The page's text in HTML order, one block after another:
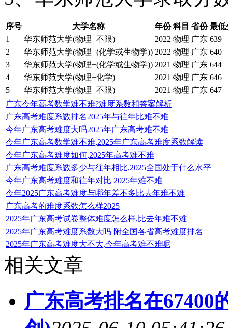
序号 大学名称 年份 科目 省份 最低
1
华东师范大学(物理+不限) 2022 物理 广东 639
2
华东师范大学(物理+(化学或生物学)) 2022 物理 广东 640
3
华东师范大学(物理+(化学或生物学)) 2021 物理 广东 644
4
华东师范大学(物理+化学) 2021 物理 广东 646
5
华东师范大学(物理+不限) 2021 物理 广东 647
广东今年高考数学难不难?难度系数和答案解析
广东高考难度系数排名2025年与往年比难不难
今年广东高考难度大吗2025年广东高考难不难
今年广东高考数学难不难,2025年广东高考难度系数解读
今年广东高考难度如何,2025年高考难不难
广东高考难度系数多少与往年相比,2025全国处于什么水平
今年广东高考难度和往年对比 2025年难不难
今年2025广东高考难度与哪年差不多比去年难不难
广东高考的难度系数怎么样2025
2025年广东高考试卷整体难度怎么样,比去年难不难
2025年广东高考难度系数大吗 附全国各省高考难度排名
2025年广东高考难度大不大,今年高考难不难呢
相关文章
广东高考排名在67400